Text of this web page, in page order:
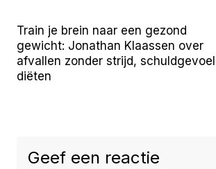
Train je brein naar een gezond
gewicht: Jonathan Klaassen over
afvallen zonder strijd,
diëten
Geef een reactie